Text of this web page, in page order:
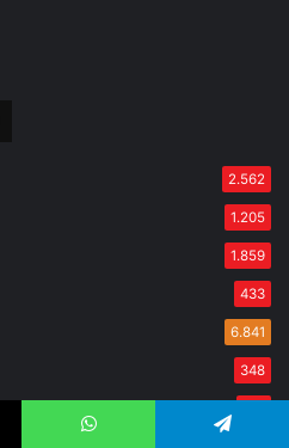
2.562
1.205
1.859
433
6.841
348